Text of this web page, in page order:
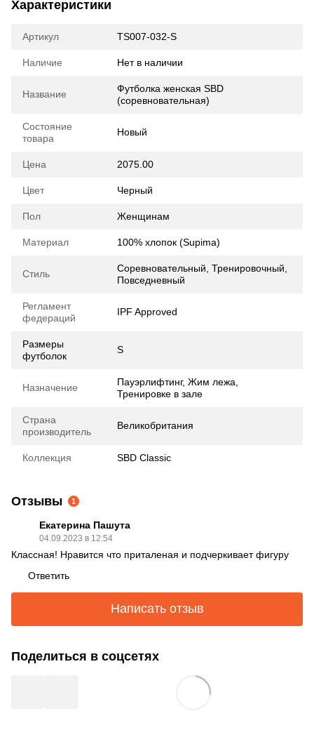
Характеристики
Артикул TS007-032-S
Наличие Нет в наличии
Название
Футболка женская SBD
(соревновательная)
Состояние
товара
Новый
Цена 2075.00
Цвет Черный
Пол Женщинам
Материал 100% хлопок (Supima)
Стиль
Соревновательный, Тренировочный,
Повседневный
Регламент
федераций
IPF Approved
Размеры
футболок
S
Назначение
Пауэрлифтинг, Жим лежа,
Тренировке в зале
Страна
производитель
Великобритания
Коллекция SBD Classic
Отзывы 1
Екатерина Пашута
04.09.2023 в 12:54
Классная! Нравится что приталеная и подчеркивает фигуру
Ответить
Написать отзыв
Поделиться в соцсетях